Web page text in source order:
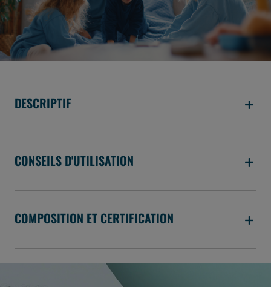
DESCRIPTIF
CONSEILS D'UTILISATION
COMPOSITION ET CERTIFICATION